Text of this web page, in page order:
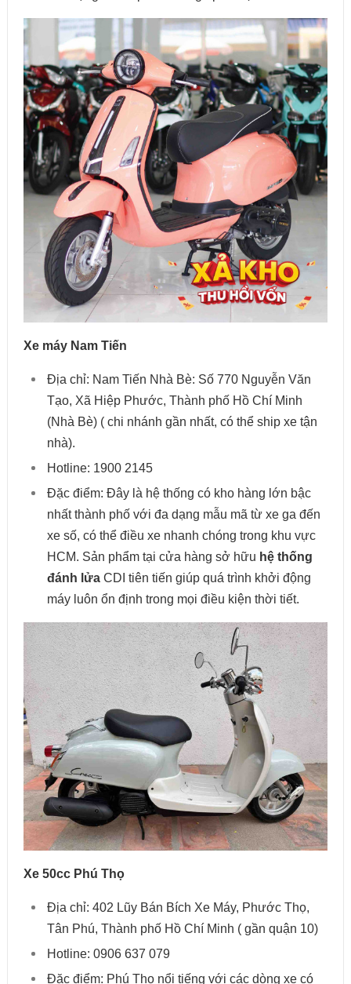
Xe máy Nam Tiến
Địa chỉ: Nam Tiến Nhà Bè: Số 770 Nguyễn Văn
Tạo, Xã Hiệp Phước, Thành phố Hồ Chí Minh
(Nhà Bè) ( chi nhánh gần nhất, có thể ship xe tận
nhà).
Hotline: 1900 2145
Đặc điểm: Đây là hệ thống có kho hàng lớn bậc
nhất thành phố với đa dạng mẫu mã từ xe ga đến
xe số, có thể điều xe nhanh chóng trong khu vực
HCM. Sản phẩm tại cửa hàng sở hữu hệ thống
đánh lửaCDI tiên tiến giúp quá trình khởi động
máy luôn ổn định trong mọi điều kiện thời tiết.
Xe 50cc Phú Thọ
Địa chỉ: 402 Lũy Bán Bích Xe Máy, Phước Thọ,
Tân Phú, Thành phố Hồ Chí Minh ( gần quận 10)
Hotline: 0906 637 079
Đặc điểm: Phú Thọ nổi tiếng với các dòng xe có